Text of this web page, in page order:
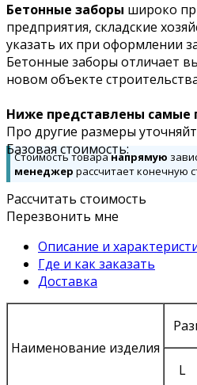
Бетонные заборы широко
предприятия, складские
указать их при оформлении
Бетонные заборы отличает
новом объекте
Ниже представлены самые
Про другие размеры
Базовая стоимость:
Стоимость товаранапрямую
менеджер рассчитает конечную
Рассчитать стоимость
Перезвонить мне
Описание и
Где и как заказать
Доставка
Наименование изделия
L